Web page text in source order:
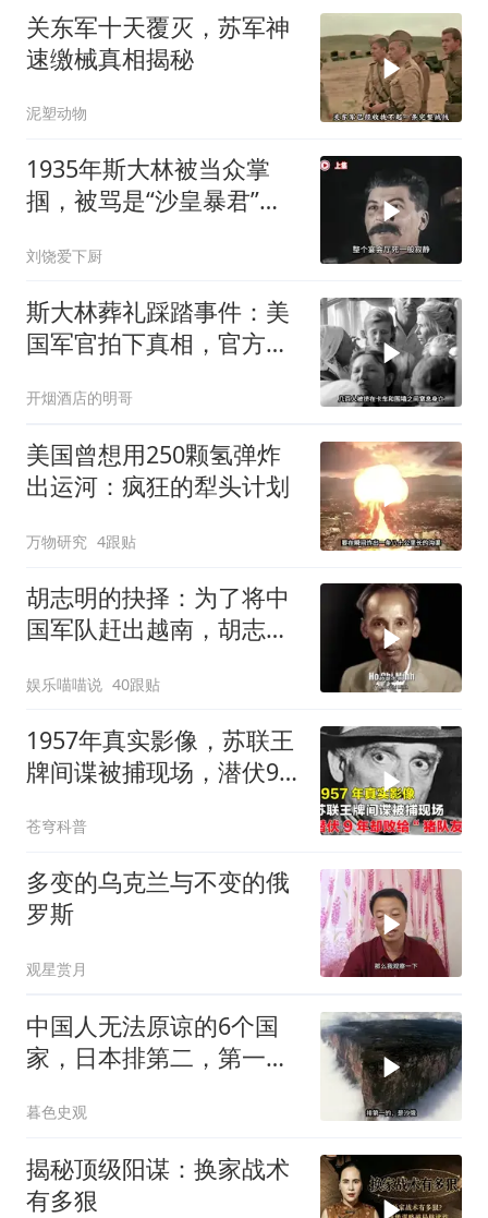
关东军十天覆灭，苏军神
速缴械真相揭秘
泥塑动物
1935年斯大林被当众掌
掴，被骂是“沙皇暴君”，
刘饶爱下厨
斯大林葬礼踩踏事件：美
国军官拍下真相，官方为
开烟酒店的明哥
美国曾想用250颗氢弹炸
出运河：疯狂的犁头计划
万物研究 4跟贴
胡志明的抉择：为了将中
国军队赶出越南，胡志明
娱乐喵喵说 40跟贴
1957年真实影像，苏联王
牌间谍被捕现场，潜伏9
苍穹科普
多变的乌克兰与不变的俄
罗斯
观星赏月
中国人无法原谅的6个国
家，日本排第二，第一名
暮色史观
揭秘顶级阳谋：换家战术
有多狠